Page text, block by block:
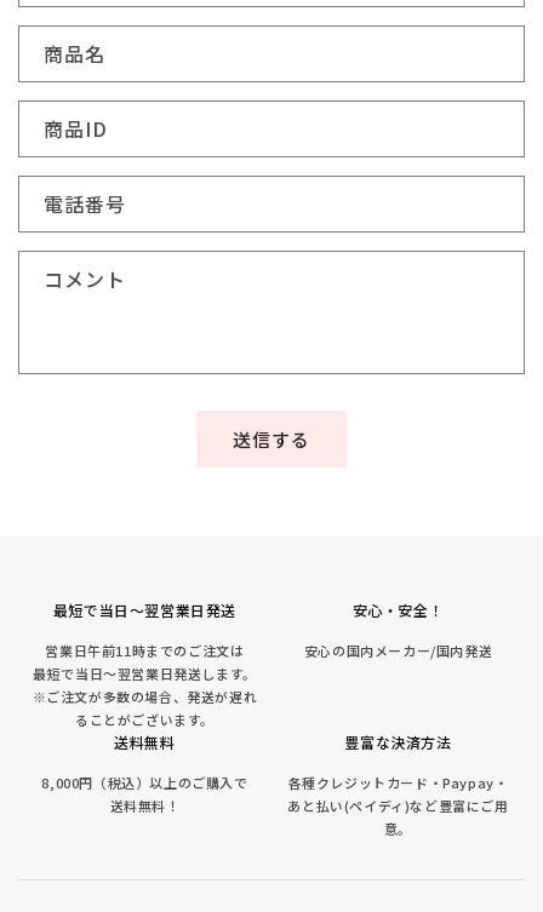
フ
ー
商品名
商品ID
電話番号
コメント
送信する
最短で当日～翌営業日発送
営業日午前11時までのご注文は
最短で当日～翌営業日発送します。
※ご注文が多数の場合、発送が遅れ
ることがございます。
安心・安全！
安心の国内メーカー/国内発送
送料無料
8,000円（税込）以上のご購入で
送料無料！
豊富な決済方法
各種クレジットカード・Paypay・
あと払い(ペイディ)など豊富にご用
意。